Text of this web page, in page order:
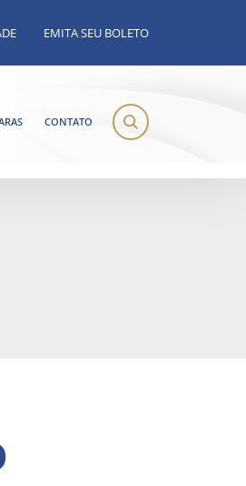
EMITA SEU BOLETO
CONTATO